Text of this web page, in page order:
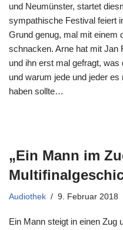
und Neumünster, startet
sympathische Festival feiert
Grund genug, mal mit einem
schnacken. Arne hat mit Jan
und ihn erst mal gefragt,
und warum jede und jeder
haben sollte…
„Ein Mann im
Audiothek 9. Februar 2018
Ein Mann steigt in einen Zug